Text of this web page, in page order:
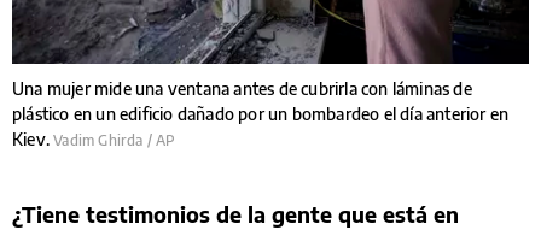
Una mujer mide una ventana antes de cubrirla con láminas de
plástico en un edificio dañado por un bombardeo el día anterior en
Kiev.Vadim Ghirda / AP
¿Tiene testimonios de la gente que está en